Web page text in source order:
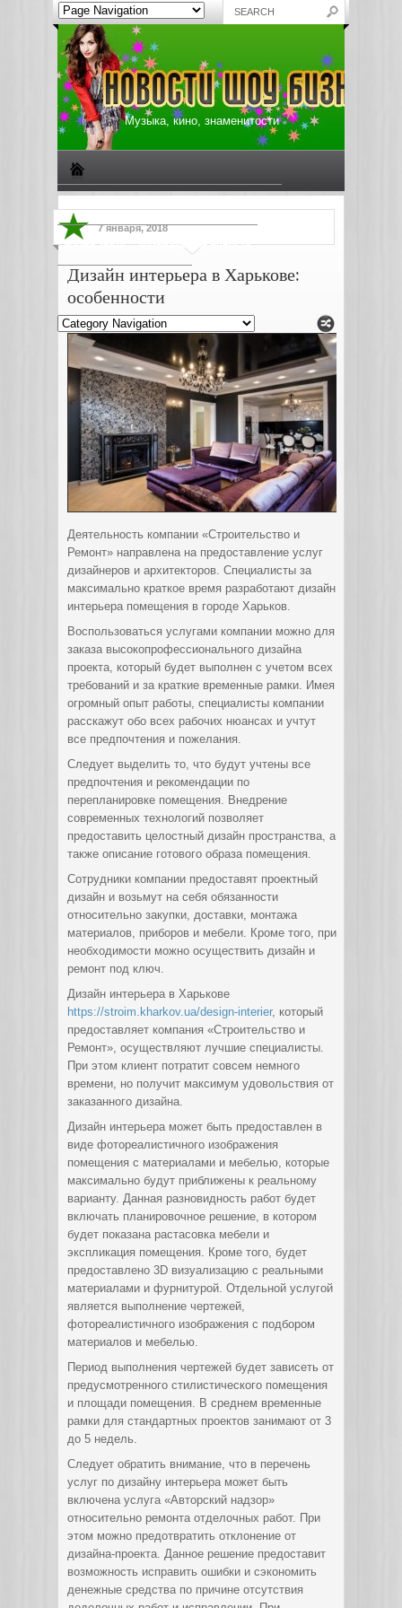
Музыка, кино, знаменитости
Жизнь звезд Музыкальные новости
Новости киноиндустрии
7 января, 2018
Дизайн интерьера в Харькове:
особенности
Деятельность компании «Строительство и
Ремонт» направлена на предоставление услуг
дизайнеров и архитекторов. Специалисты за
максимально краткое время разработают дизайн
интерьера помещения в городе Харьков.
Воспользоваться услугами компании можно для
заказа высокопрофессионального дизайна
проекта, который будет выполнен с учетом всех
требований и за краткие временные рамки. Имея
огромный опыт работы, специалисты компании
расскажут обо всех рабочих нюансах и учтут
все предпочтения и пожелания.
Следует выделить то, что будут учтены все
предпочтения и рекомендации по
перепланировке помещения. Внедрение
современных технологий позволяет
предоставить целостный дизайн пространства, а
также описание готового образа помещения.
Сотрудники компании предоставят проектный
дизайн и возьмут на себя обязанности
относительно закупки, доставки, монтажа
материалов, приборов и мебели. Кроме того, при
необходимости можно осуществить дизайн и
ремонт под ключ.
Дизайн интерьера в Харькове
https://stroim.kharkov.ua/design-interier, который
предоставляет компания «Строительство и
Ремонт», осуществляют лучшие специалисты.
При этом клиент потратит совсем немного
времени, но получит максимум удовольствия от
заказанного дизайна.
Дизайн интерьера может быть предоставлен в
виде фотореалистичного изображения
помещения с материалами и мебелью, которые
максимально будут приближены к реальному
варианту. Данная разновидность работ будет
включать планировочное решение, в котором
будет показана растасовка мебели и
экспликация помещения. Кроме того, будет
предоставлено 3D визуализацию с реальными
материалами и фурнитурой. Отдельной услугой
является выполнение чертежей,
фотореалистичного изображения с подбором
материалов и мебелью.
Период выполнения чертежей будет зависеть от
предусмотренного стилистического помещения
и площади помещения. В среднем временные
рамки для стандартных проектов занимают от 3
до 5 недель.
Следует обратить внимание, что в перечень
услуг по дизайну интерьера может быть
включена услуга «Авторский надзор»
относительно ремонта отделочных работ. При
этом можно предотвратить отклонение от
дизайна-проекта. Данное решение предоставит
возможность исправить ошибки и сэкономить
денежные средства по причине отсутствия